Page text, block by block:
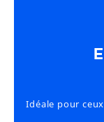
Idéale pour